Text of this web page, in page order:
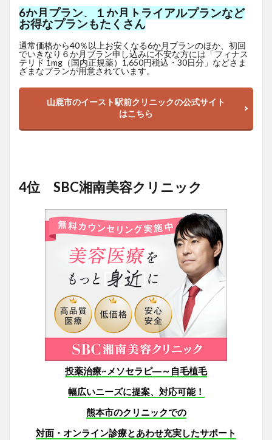
6か月プラン、１か月トライアルプランなど
お得なプランもたくさん
通常価格から40％以上お安くなる6か月プランのほか、初回
でいきなり６か月ブラン申し込みに不安な方には「フィナス
テリド 1mg（国内正規薬）1,650円税込・30日分」などさま
ざまなプランが用意されています。
山鹿市のイースト駅前クリニックの公式サイト
はこちら
4位 SBC湘南美容クリニック
投薬治療~メソセラピ―～自毛植毛
幅広いニーズに提案、対応可能！
熊本市のクリニックでの
対面・オンライン診療とあわせ充実したサポート